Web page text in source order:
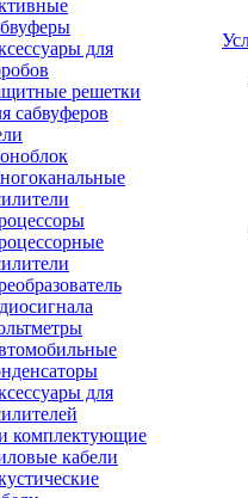
для
решетки
сабвуферов
для
комплектующие
кабели